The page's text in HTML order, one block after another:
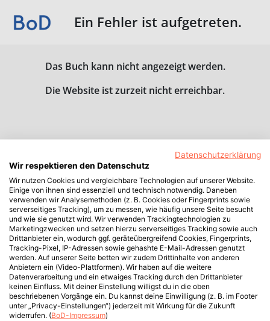
Ein Fehler ist aufgetreten.
Das Buch kann nicht angezeigt werden.
Die Website ist zurzeit nicht erreichbar.
Datenschutzerklärung
Wir respektieren den Datenschutz
Wir nutzen Cookies und vergleichbare Technologien auf unserer Website.
Einige von ihnen sind essenziell und technisch notwendig. Daneben
verwenden wir Analysemethoden (z. B. Cookies oder Fingerprints sowie
serverseitiges Tracking), um zu messen, wie häufig unsere Seite besucht
und wie sie genutzt wird. Wir verwenden Trackingtechnologien zu
Marketingzwecken und setzen hierzu serverseitiges Tracking sowie auch
Drittanbieter ein, wodurch ggf. geräteübergreifend Cookies, Fingerprints,
Tracking-Pixel, IP-Adressen sowie gehashte E-Mail-Adressen genutzt
werden. Auf unserer Seite betten wir zudem Drittinhalte von anderen
Anbietern ein (Video-Plattformen). Wir haben auf die weitere
Datenverarbeitung und ein etwaiges Tracking durch den Drittanbieter
keinen Einfluss. Mit deiner Einstellung willigst du in die oben
beschriebenen Vorgänge ein. Du kannst deine Einwilligung (z. B. im Footer
unter „Privacy-Einstellungen“) jederzeit mit Wirkung für die Zukunft
widerrufen. (BoD-Impressum)